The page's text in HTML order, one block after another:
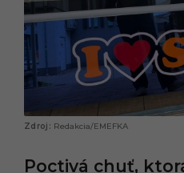
Redakcia/EMEFKA
Poctivá chuť,